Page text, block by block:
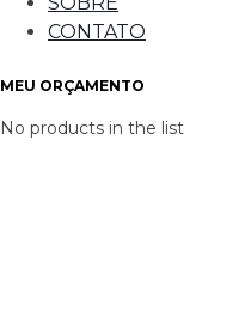
CONTATO
MEU ORÇAMENTO
No products in the list